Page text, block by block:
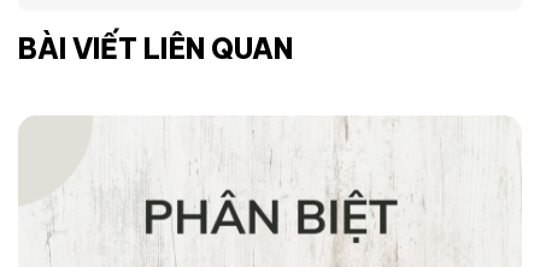
BÀI VIẾT LIÊN QUAN